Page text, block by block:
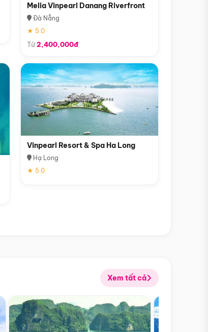
Melia Vinpearl Danang Riverfront
Đà Nẵng
★ 5.0
Từ2,400,000đ
Vinpearl Resort & Spa Ha Long
Hạ Long
★ 5.0
Xem tất cả